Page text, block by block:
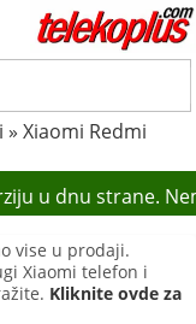
» Xiaomi Redmi
u dnu strane.
vise u prodaji.
Xiaomi telefon i
Kliknite ovde za